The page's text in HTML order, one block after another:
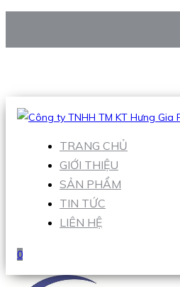
Hotline:0938 906 663
TRANG CHỦ
GIỚI THIỆU
SẢN PHẨM
TIN TỨC
LIÊN HỆ
0